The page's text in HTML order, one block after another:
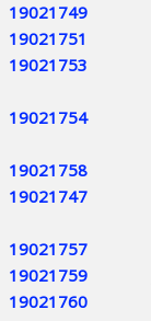
19021749
19021751
19021753
19021754
19021758
19021747
19021757
19021759
19021760